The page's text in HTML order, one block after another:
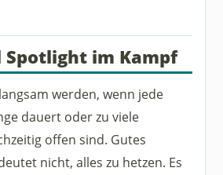
Spotlight im Kampf
werden, wenn jede
dauert oder zu viele
offen sind. Gutes
nicht, alles zu hetzen. Es